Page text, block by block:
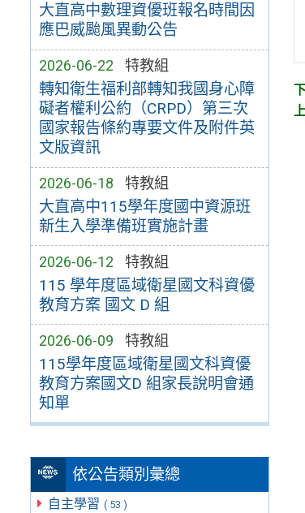
大直高中數理資優班報名時間因
應巴威颱風異動公告
2026-06-22 特教組
轉知衛生福利部轉知我國身心障
礙者權利公約（CRPD）第三次
國家報告條約專要文件及附件英
文版資訊
2026-06-18 特教組
大直高中115學年度國中資源班
新生入學準備班實施計畫
2026-06-12 特教組
115 學年度區域衛星國文科資優
教育方案 國文 D 組
2026-06-09 特教組
115學年度區域衛星國文科資優
教育方案國文D 組家長說明會通
知單
依公告類別彙總
自主學習 ( 53 )